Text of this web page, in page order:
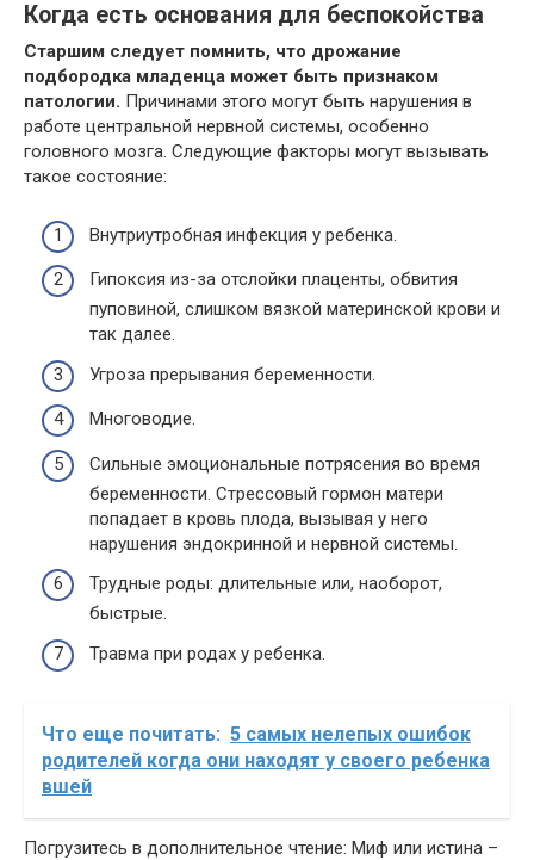
Когда есть основания для беспокойства
Старшим следует помнить, что дрожание
подбородка младенца может быть признаком
патологии. Причинами этого могут быть нарушения в
работе центральной нервной системы, особенно
головного мозга. Следующие факторы могут вызывать
такое состояние:
Внутриутробная инфекция у ребенка.
Гипоксия из-за отслойки плаценты, обвития
пуповиной, слишком вязкой материнской крови и
так далее.
Угроза прерывания беременности.
Многоводие.
Сильные эмоциональные потрясения во время
беременности. Стрессовый гормон матери
попадает в кровь плода, вызывая у него
нарушения эндокринной и нервной системы.
Трудные роды: длительные или, наоборот,
быстрые.
Травма при родах у ребенка.
Что еще почитать: 5 самых нелепых ошибок
родителей когда они находят у своего ребенка
вшей
Погрузитесь в дополнительное чтение: Миф или истина –